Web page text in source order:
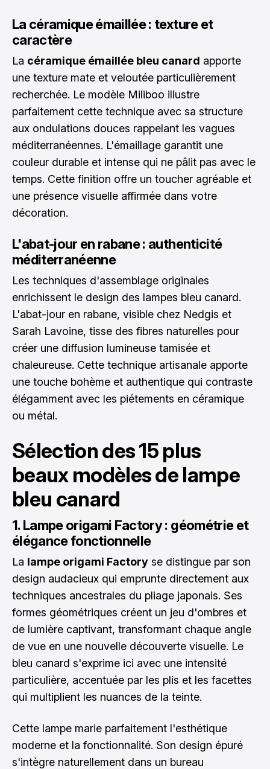
La céramique émaillée : texture et
caractère
La céramique émaillée bleu canard apporte
une texture mate et veloutée particulièrement
recherchée. Le modèle Miliboo illustre
parfaitement cette technique avec sa structure
aux ondulations douces rappelant les vagues
méditerranéennes. L'émaillage garantit une
couleur durable et intense qui ne pâlit pas avec le
temps. Cette finition offre un toucher agréable et
une présence visuelle affirmée dans votre
décoration.
L'abat-jour en rabane : authenticité
méditerranéenne
Les techniques d'assemblage originales
enrichissent le design des lampes bleu canard.
L'abat-jour en rabane, visible chez Nedgis et
Sarah Lavoine, tisse des fibres naturelles pour
créer une diffusion lumineuse tamisée et
chaleureuse. Cette technique artisanale apporte
une touche bohème et authentique qui contraste
élégamment avec les piétements en céramique
ou métal.
Sélection des 15 plus
beaux modèles de lampe
bleu canard
1. Lampe origami Factory : géométrie et
élégance fonctionnelle
La lampe origami Factory se distingue par son
design audacieux qui emprunte directement aux
techniques ancestrales du pliage japonais. Ses
formes géométriques créent un jeu d'ombres et
de lumière captivant, transformant chaque angle
de vue en une nouvelle découverte visuelle. Le
bleu canard s'exprime ici avec une intensité
particulière, accentuée par les plis et les facettes
qui multiplient les nuances de la teinte.
Cette lampe marie parfaitement l'esthétique
moderne et la fonctionnalité. Son design épuré
s'intègre naturellement dans un bureau